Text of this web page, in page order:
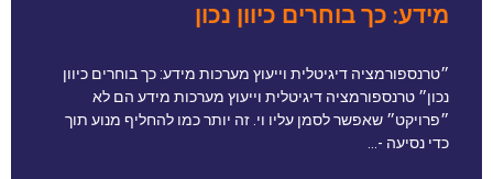
מידע: כך בוחרים כיוון נכון
״טרנספורמציה דיגיטלית וייעוץ מערכות מידע: כך בוחרים כיוון
נכון״ טרנספורמציה דיגיטלית וייעוץ מערכות מידע הם לא
״פרויקט״ שאפשר לסמן עליו וי. זה יותר כמו להחליף מנוע תוך
כדי נסיעה -…